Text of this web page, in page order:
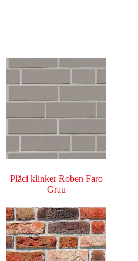
Plăci klinker Roben Faro
Grau